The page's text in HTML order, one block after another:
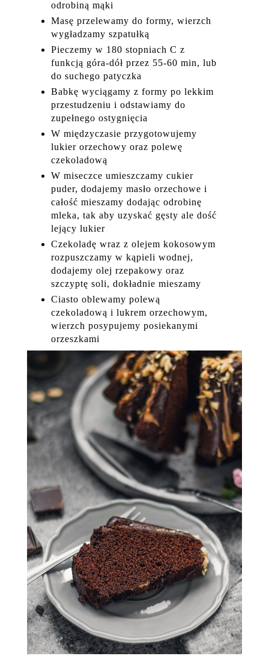
odrobiną mąki
Masę przelewamy do formy, wierzch
wygładzamy szpatułką
Pieczemy w 180 stopniach C z
funkcją góra-dół przez 55-60 min, lub
do suchego patyczka
Babkę wyciągamy z formy po lekkim
przestudzeniu i odstawiamy do
zupełnego ostygnięcia
W międzyczasie przygotowujemy
lukier orzechowy oraz polewę
czekoladową
W miseczce umieszczamy cukier
puder, dodajemy masło orzechowe i
całość mieszamy dodając odrobinę
mleka, tak aby uzyskać gęsty ale dość
lejący lukier
Czekoladę wraz z olejem kokosowym
rozpuszczamy w kąpieli wodnej,
dodajemy olej rzepakowy oraz
szczyptę soli, dokładnie mieszamy
Ciasto oblewamy polewą
czekoladową i lukrem orzechowym,
wierzch posypujemy posiekanymi
orzeszkami